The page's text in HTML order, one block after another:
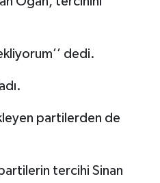
dedi.
partilerden de
tercihi Sinan